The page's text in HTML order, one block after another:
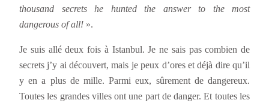
thousand secrets he hunted the answer to the most
dangerous of all! ».
Je suis allé deux fois à Istanbul. Je ne sais pas combien de
secrets j’y ai découvert, mais je peux d’ores et déjà dire qu’il
y en a plus de mille. Parmi eux, sûrement de dangereux.
Toutes les grandes villes ont une part de danger. Et toutes les